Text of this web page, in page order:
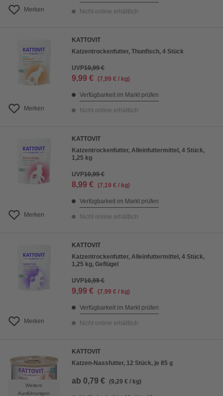
Merken Nicht online erhältlich
Merken
KATTOVIT
Katzentrockenfutter, Thunfisch, 4 Stück
UVP10,99 €
9,99 € (7,99 € / kg)
Verfügbarkeit im Markt prüfen
Nicht online erhältlich
Merken
KATTOVIT
Katzentrockenfutter, Alleinfuttermittel, 4 Stück,
1,25 kg
UVP10,99 €
8,99 € (7,19 € / kg)
Verfügbarkeit im Markt prüfen
Nicht online erhältlich
Merken
KATTOVIT
Katzentrockenfutter, Alleinfuttermittel, 4 Stück,
1,25 kg, Geflügel
UVP10,99 €
9,99 € (7,99 € / kg)
Verfügbarkeit im Markt prüfen
Nicht online erhältlich
Weitere
Ausführungen
KATTOVIT
Katzen-Nassfutter, 12 Stück, je 85 g
ab 0,79 € (9,29 € / kg)